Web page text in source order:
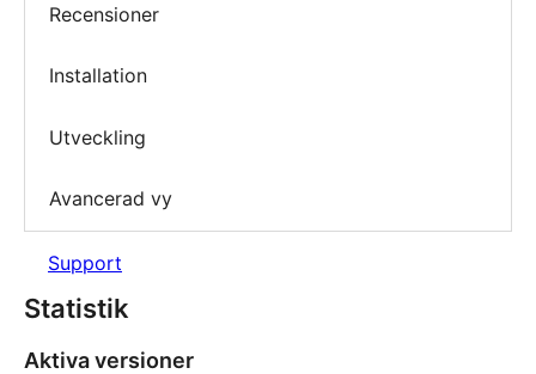
Recensioner
Installation
Utveckling
Avancerad vy
Support
Statistik
Aktiva versioner